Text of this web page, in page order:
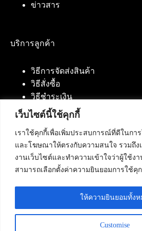
เว็บไซต์นี้ใช้คุกกี้
เราใช้คุกกี้เพื่อเพิ่มประสบการณ์ที่ดีในกา
และโฆษณาให้ตรงกับความสนใจ รวมถึง
งานเว็บไซต์และทำความเข้าใจว่าผู้ใช้ง
สามารถเลือกตั้งค่าความยินยอมการใช้คุ
Customise
ให้ความยินยอมทั้งห
ข่าวสาร
บริการลูกค้า
วิธีการจัดส่งสินค้า
วิธีสั่งซื้อ
วิธีชำระเงิน
ติดต่อเรา
บริษัท เน็ทฟิวชั่น คอมมิวนิเคชั่น จำกั
นัมเบอร์วัน-ราม 2 แขวงดอกไม้, เขตป
กรุงเทพมหานคร 10250
โทรศัพท์ :084-553-4055,086-309-